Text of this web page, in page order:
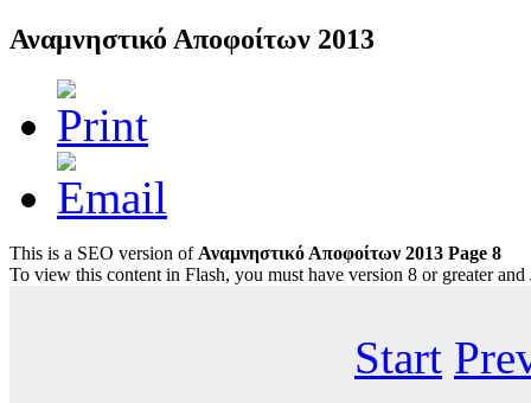
Αναμνηστικό Αποφοίτων 2013
This is a SEO version of Αναμνηστικό Αποφοίτων 2013 Page 8
To view this content in Flash, you must have version 8 or greater
Start